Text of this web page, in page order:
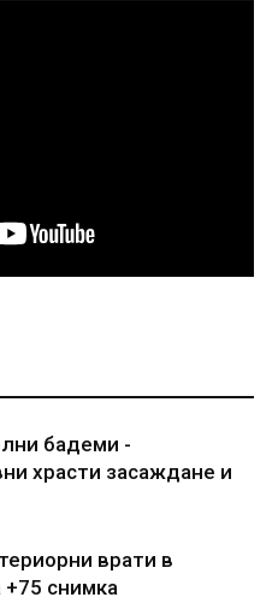
бадеми -
храсти засаждане и
врати в
снимка